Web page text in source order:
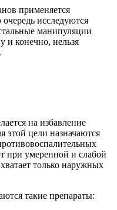
применяется
исследуются
манипуляции
и конечно, нельзя
на избавление
этой цели назначаются
при умеренной и слабой
только наружных
такие препараты: